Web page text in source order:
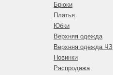
Брюки
Платья
Юбки
Верхняя одежда
Верхняя одежда ЧЗ
Новинки
Распродажа